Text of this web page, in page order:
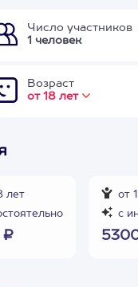
Число участников
1 человек
Возраст
от 18 лет
лет
₽
от
с